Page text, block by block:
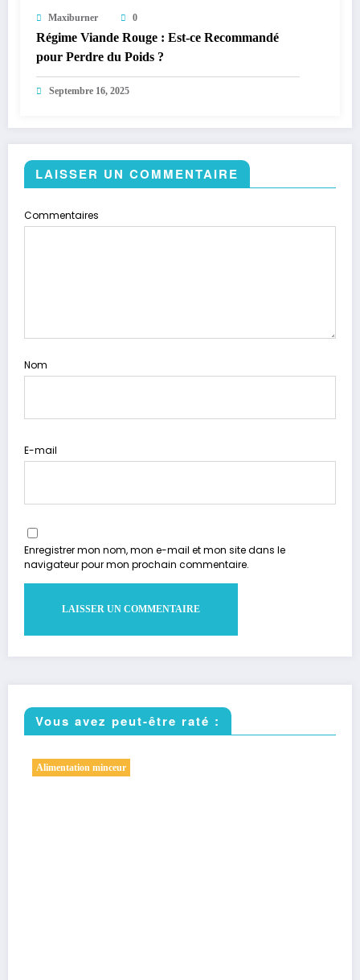
Maxiburner 0
Régime Viande Rouge : Est-ce Recommandé
pour Perdre du Poids ?
Septembre 16, 2025
LAISSER UN COMMENTAIRE
Commentaires
Nom
E-mail
Enregistrer mon nom, mon e-mail et mon site dans le
navigateur pour mon prochain commentaire.
Vous avez peut-être raté :